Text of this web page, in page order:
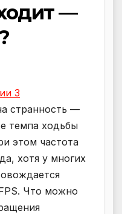
—
3
странность —
темпа ходьбы
этом частота
хотя у многих
Что можно